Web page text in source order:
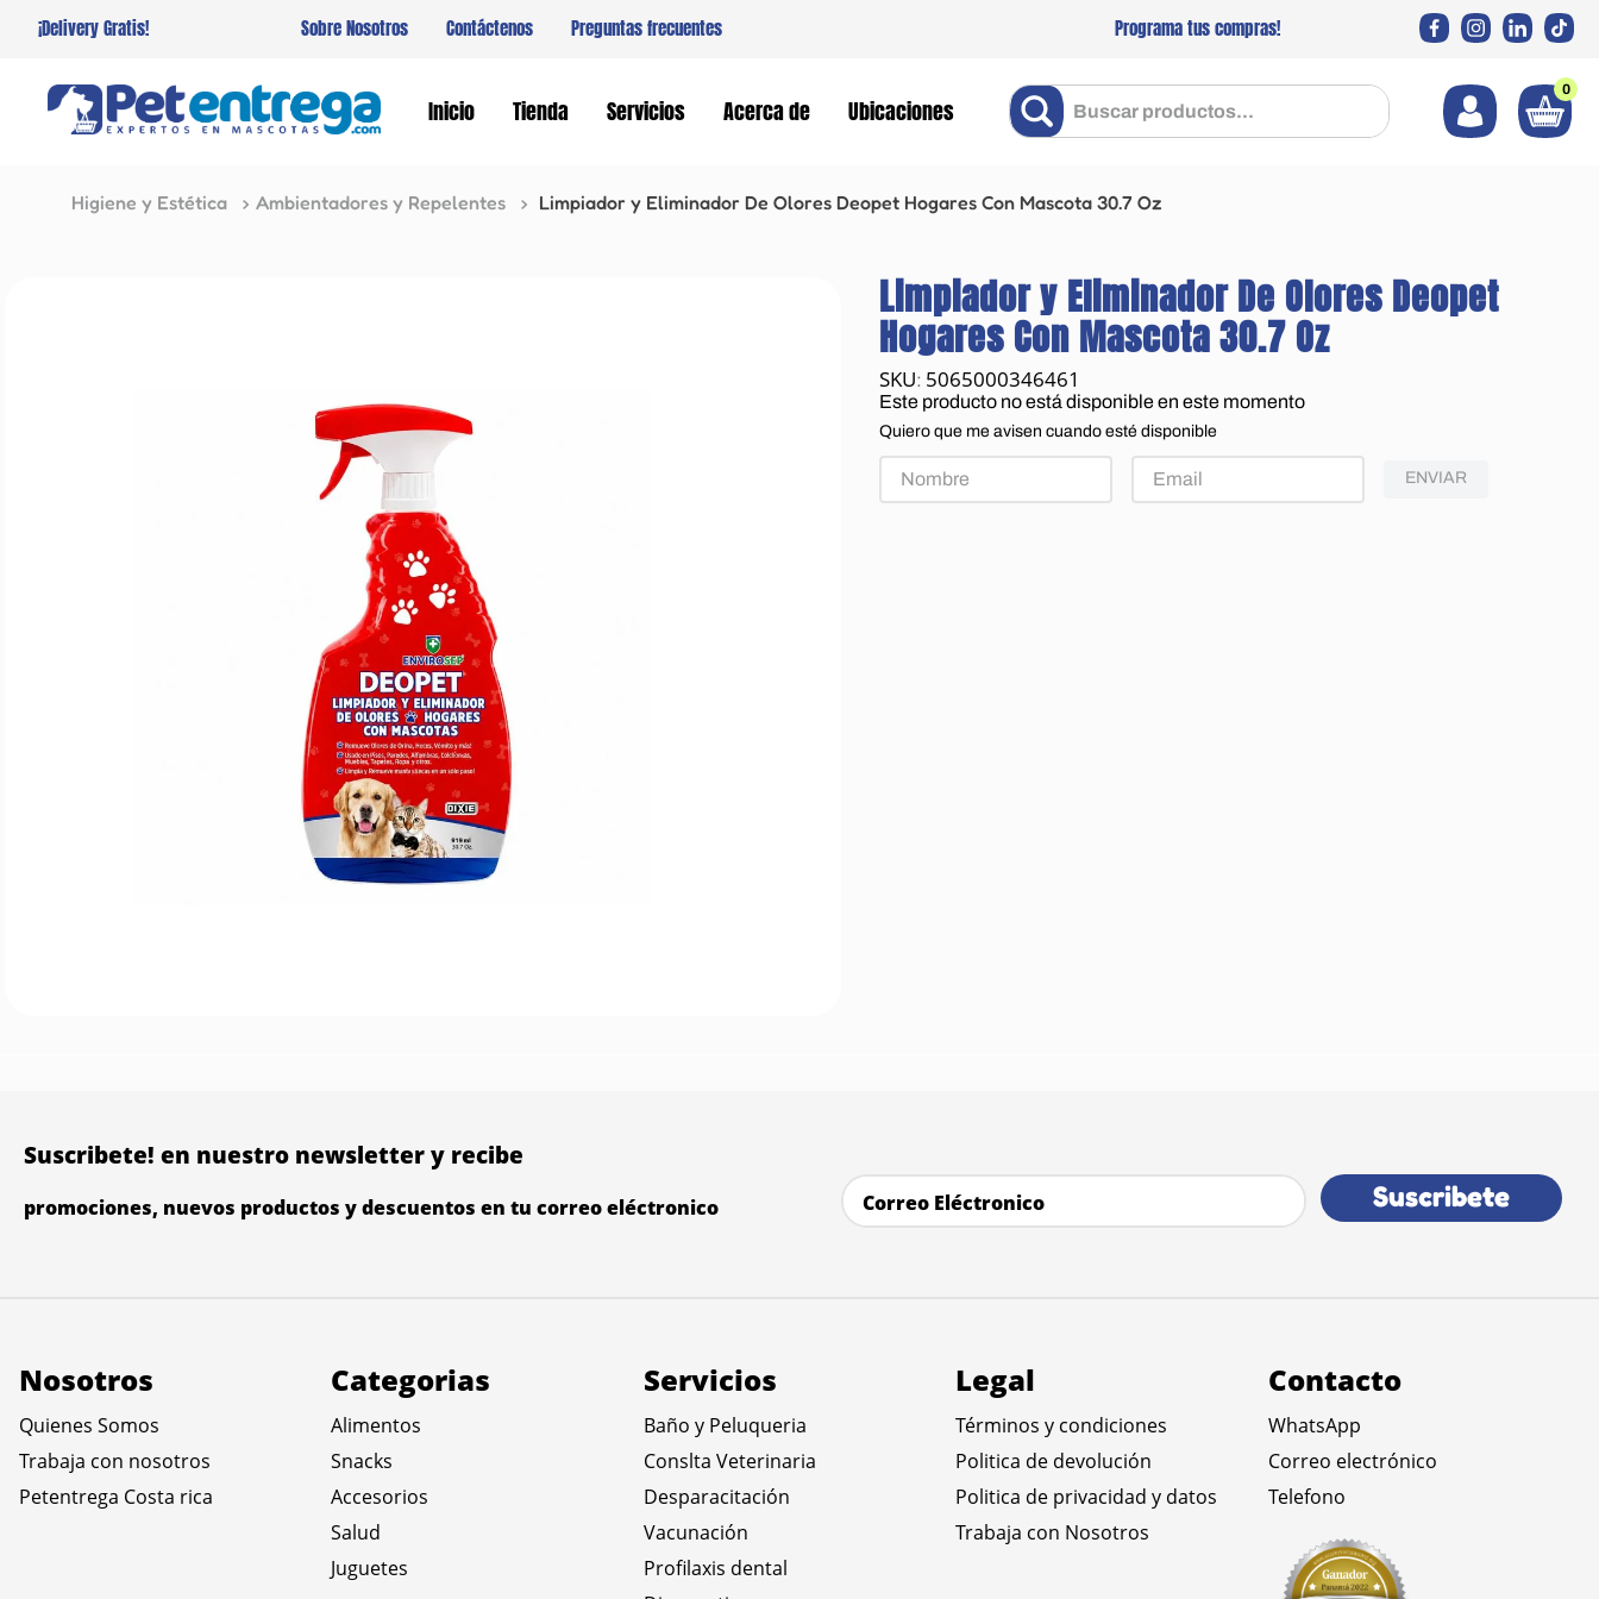
¡Delivery Gratis! Sobre Nosotros Contáctenos Preguntas frecuentes Programa tus compras!
Inicio Tienda Servicios Acerca de Ubicaciones
Buscar productos... 0
Higiene y Estética Ambientadores y Repelentes Limpiador y Eliminador De Olores Deopet Hogares Con Mascota 30.7 Oz
Limpiador y Eliminador De Olores Deopet
Hogares Con Mascota 30.7 Oz
: 5065000346461
Este producto no está disponible en este momento
Quiero que me avisen cuando esté disponible
ENVIAR
Suscribete! en nuestro newsletter y recibe
promociones, nuevos productos y descuentos en tu correo eléctronico Suscribete
Nosotros
Quienes Somos
Trabaja con nosotros
Petentrega Costa rica
Categorias
Alimentos
Snacks
Accesorios
Salud
Juguetes
Servicios
Baño y Peluqueria
Conslta Veterinaria
Desparacitación
Vacunación
Profilaxis dental
Legal
Términos y condiciones
Politica de devolución
Politica de privacidad y datos
Trabaja con Nosotros
Contacto
WhatsApp
Correo electrónico
Telefono